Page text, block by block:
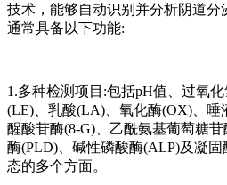
技术，能够自动识别并分析阴道分
通常具备以下功能:
1.多种检测项目:包括pH值、过氧
(LE)、乳酸(LA)、氧化酶(OX)、唾
醒酸苷酶(8-G)、乙酰氨基葡萄糖
酶(PLD)、碱性磷酸酶(ALP)及凝
态的多个方面。